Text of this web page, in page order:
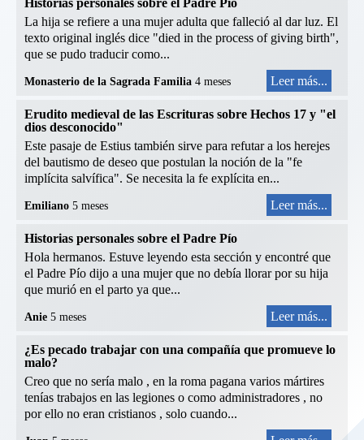
La hija se refiere a una mujer adulta que falleció al dar luz. El
texto original inglés dice "died in the process of giving birth",
que se pudo traducir como...
Monasterio de la Sagrada Familia 4 meses Leer más...
Erudito medieval de las Escrituras sobre Hechos 17 y "el
dios desconocido"
Este pasaje de Estius también sirve para refutar a los herejes
del bautismo de deseo que postulan la noción de la "fe
implícita salvífica". Se necesita la fe explícita en...
Emiliano 5 meses Leer más...
Historias personales sobre el Padre Pío
Hola hermanos. Estuve leyendo esta sección y encontré que
el Padre Pío dijo a una mujer que no debía llorar por su hija
que murió en el parto ya que...
Anie 5 meses Leer más...
¿Es pecado trabajar con una compañía que promueve lo
malo?
Creo que no sería malo , en la roma pagana varios mártires
tenías trabajos en las legiones o como administradores , no
por ello no eran cristianos , solo cuando...